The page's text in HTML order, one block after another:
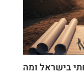
בישראל ומה